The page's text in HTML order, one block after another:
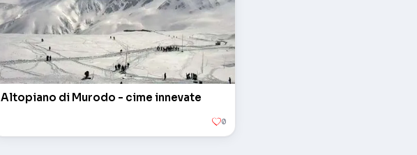
Altopiano di Murodo - cime innevate
0